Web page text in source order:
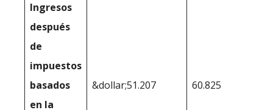
Ingresos
después
de
impuestos
basados
en la
&dollar;51.207 60.825